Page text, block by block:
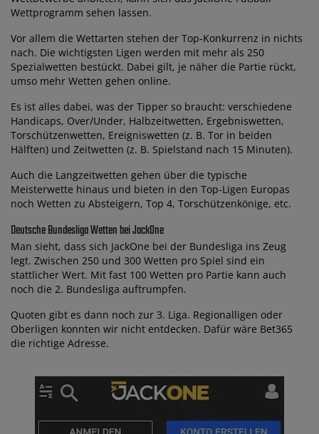
Wettprogramm sehen lassen.
Vor allem die Wettarten stehen der Top-Konkurrenz in nichts
nach. Die wichtigsten Ligen werden mit mehr als 250
Spezialwetten bestückt. Dabei gilt, je näher die Partie rückt,
umso mehr Wetten gehen online.
Es ist alles dabei, was der Tipper so braucht: verschiedene
Handicaps, Over/Under, Halbzeitwetten, Ergebniswetten,
Torschützenwetten, Ereigniswetten (z. B. Tor in beiden
Hälften) und Zeitwetten (z. B. Spielstand nach 15 Minuten).
Auch die Langzeitwetten gehen über die typische
Meisterwette hinaus und bieten in den Top-Ligen Europas
noch Wetten zu Absteigern, Top 4, Torschützenkönige, etc.
Deutsche Bundesliga Wetten bei JackOne
Man sieht, dass sich JackOne bei der Bundesliga ins Zeug
legt. Zwischen 250 und 300 Wetten pro Spiel sind ein
stattlicher Wert. Mit fast 100 Wetten pro Partie kann auch
noch die 2. Bundesliga auftrumpfen.
Quoten gibt es dann noch zur 3. Liga. Regionalligen oder
Oberligen konnten wir nicht entdecken. Dafür wäre Bet365
die richtige Adresse.